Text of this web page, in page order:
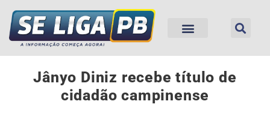
Jânyo Diniz recebe título de
cidadão campinense